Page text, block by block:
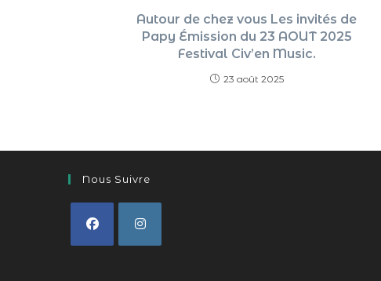
Autour de chez vous Les invités de
Papy Émission du 23 AOUT 2025
Festival Civ’en Music.
23 août 2025
Nous Suivre